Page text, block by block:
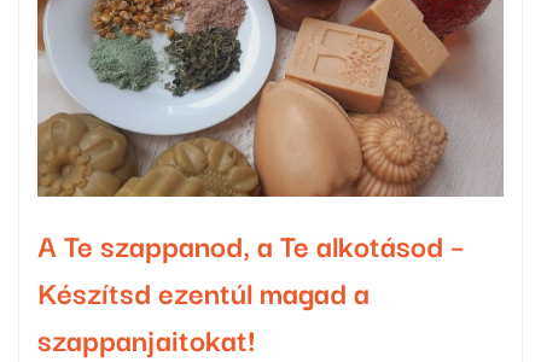
A Te szappanod, a Te alkotásod –
Készítsd ezentúl magad a
szappanjaitokat!